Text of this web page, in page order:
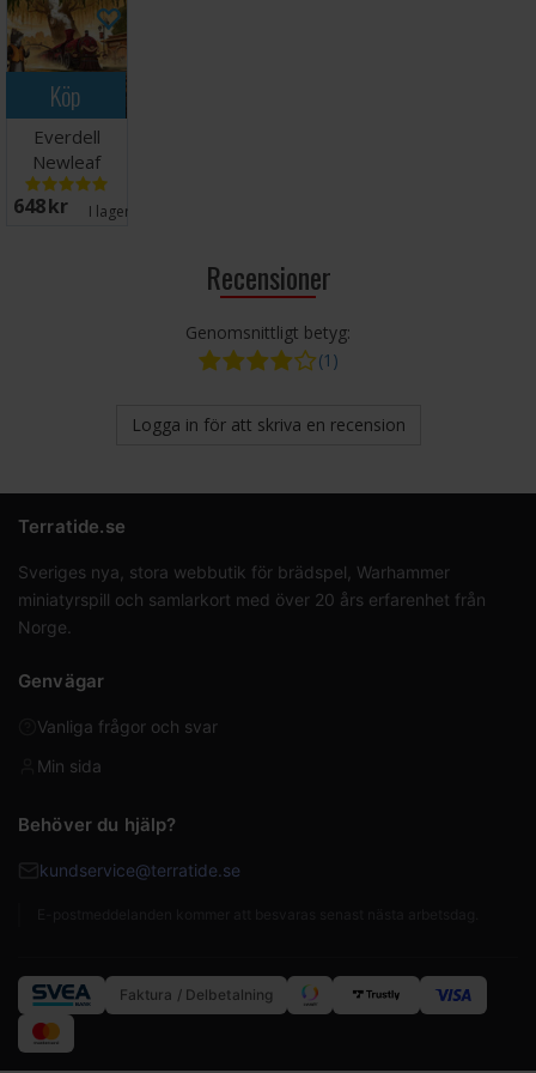
Köp
Everdell
Newleaf
Expansion
648 SEK I lager:
Recensioner
Genomsnittligt betyg:
(1)
Logga in för att skriva en recension
Terratide.se
Sveriges nya, stora webbutik för brädspel, Warhammer
miniatyrspill och samlarkort med över 20 års erfarenhet från
Norge.
Genvägar
Vanliga frågor och svar
Min sida
Behöver du hjälp?
kundservice@terratide.se
Faktura / Delbetalning